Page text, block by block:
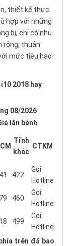
thiết kế thực
hợp với những
bị, chỉ có nhu
rộng, thuận
mức tiêu hao
2018 hay
08/2026
lăn bánh
Tỉnh
khác
CTKM
422
Gọi
Hotline
460
Gọi
Hotline
499
Gọi
Hotline
trên đã bao